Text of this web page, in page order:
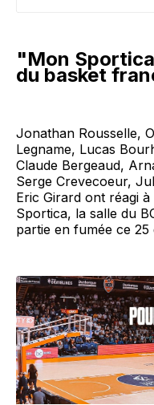
"Mon
du basket
Jonathan Rousselle,
Legname, Lucas
Claude Bergeaud,
Serge Crevecoeur,
Eric Girard ont réagi
Sportica, la salle du
partie en fumée ce 25